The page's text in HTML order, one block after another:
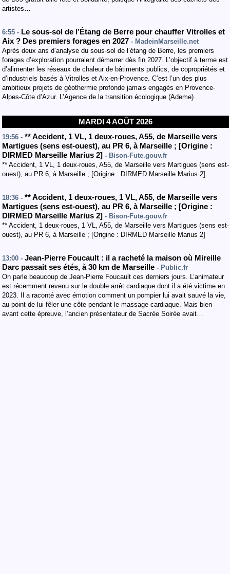
artistes…
6:55 - Le sous-sol de l’Étang de Berre pour chauffer Vitrolles et
Aix ? Des premiers forages en 2027 - MadeinMarseille.net
Après deux ans d’analyse du sous-sol de l’étang de Berre, les premiers
forages d’exploration pourraient démarrer dès fin 2027. L’objectif à terme est
d’alimenter les réseaux de chaleur de bâtiments publics, de copropriétés et
d’industriels basés à Vitrolles et Aix-en-Provence. C’est l’un des plus
ambitieux projets de géothermie profonde jamais engagés en Provence-
Alpes-Côte d’Azur. L’Agence de la transition écologique (Ademe)…
MARDI 4 AOÛT 2026
19:56 - **Accident, 1 VL, 1 deux-roues,A55, de Marseille vers
Martigues (sens est-ouest), au PR 6, à Marseille ; [Origine :
DIRMED Marseille Marius 2] - Bison-Fute.gouv.fr
** Accident, 1 VL, 1 deux-roues, A55, de Marseille vers Martigues (sens est-
ouest), au PR 6, à Marseille ; [Origine : DIRMED Marseille Marius 2]
18:36 - **Accident, 1 deux-roues, 1 VL,A55, de Marseille vers
Martigues (sens est-ouest), au PR 6, à Marseille ; [Origine :
DIRMED Marseille Marius 2] - Bison-Fute.gouv.fr
** Accident, 1 deux-roues, 1 VL, A55, de Marseille vers Martigues (sens est-
ouest), au PR 6, à Marseille ; [Origine : DIRMED Marseille Marius 2]
13:00 - Jean-Pierre Foucault : il a racheté la maison où Mireille
Darc passait ses étés, à 30 km de Marseille - Public.fr
On parle beaucoup de Jean-Pierre Foucault ces derniers jours. L’animateur
est récemment revenu sur le double arrêt cardiaque dont il a été victime en
2023. Il a raconté avec émotion comment un pompier lui avait sauvé la vie,
au point de lui fêler une côte pendant le massage cardiaque. Mais bien
avant cette épreuve, l’ancien présentateur de Sacrée Soirée avait…